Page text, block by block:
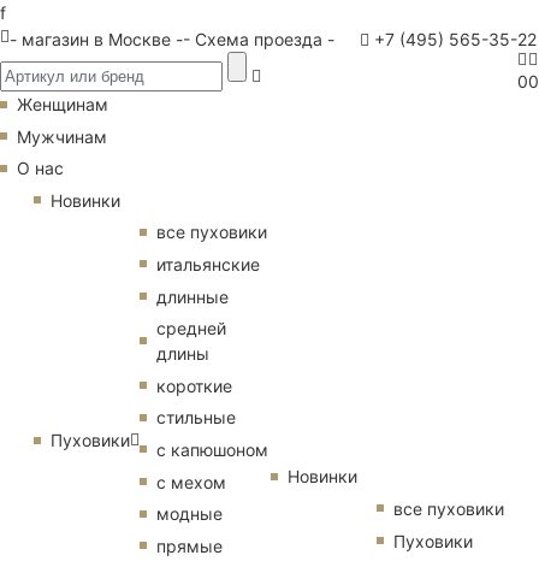
f
- магазин в Москве -- Схема проезда - +7 (495) 565-35-22
00
Женщинам
Мужчинам
О нас
Новинки
Пуховики
все пуховики
итальянские
длинные
средней
длины
короткие
стильные
с капюшоном
с мехом
модные
прямые
Новинки
все пуховики
Пуховики